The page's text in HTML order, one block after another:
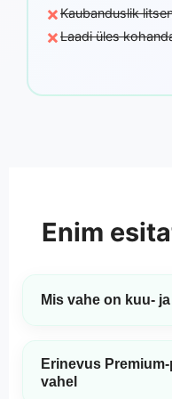
×Kaubanduslik
×Laadi üles
Enim
Mis vahe on kuu-
allalaadimisi, lisaks
arenenumale 3.0
Erinevus
vahel